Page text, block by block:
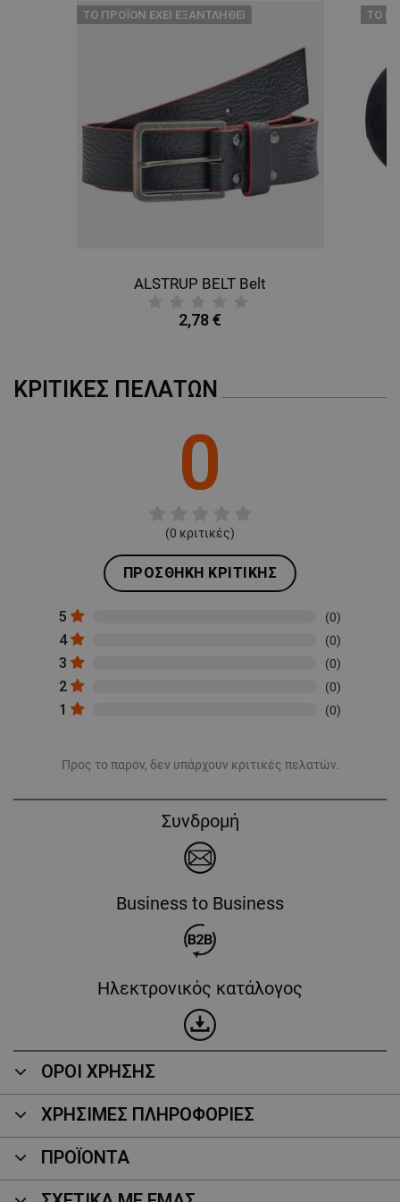
ТΟ ΠΡΟΪΌΝ ΈΧΕΙ ΕΞΑΝΤΛΗΘΕΊ
ALSTRUP BELT Belt
2,78 €
ТΟ
ΚΡΙΤΙΚΈΣ ΠΕΛΑΤΏΝ
0
(0 κριτικές)
ΠΡΟΣΘΉΚΗ ΚΡΙΤΙΚΉΣ
5 (0)
4 (0)
3 (0)
2 (0)
1 (0)
Προς το παρόν, δεν υπάρχουν κριτικές πελατών.
Συνδρομή
Business to Business
Ηλεκτρονικός κατάλογος
ΟΡΟΙ ΧΡΗΣΗΣ
ΧΡΗΣΙΜΕΣ ΠΛΗΡΟΦΟΡΙΕΣ
ΠΡΟΪΌΝΤΑ